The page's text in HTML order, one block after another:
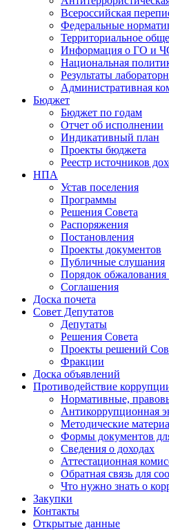
Всероссийская
Федеральные
Территориальное
Информация о ГО и
Национальная
Результаты
Административная
Бюджет
Бюджет по годам
Отчет об исполнении
Индикативный план
Проекты бюджета
Реестр источников
НПА
Устав поселения
Программы
Решения Совета
Распоряжения
Постановления
Проекты документов
Публичные слушания
Порядок
Соглашения
Доска почета
Совет Депутатов
Депутаты
Решения Совета
Проекты решений
Фракции
Доска объявлений
Противодействие
Нормативные,
Антикоррупционная
Методические
Формы документов
Сведения о доходах
Аттестационная
Обратная связь для
Что нужно знать о
Закупки
Контакты
Открытые данные